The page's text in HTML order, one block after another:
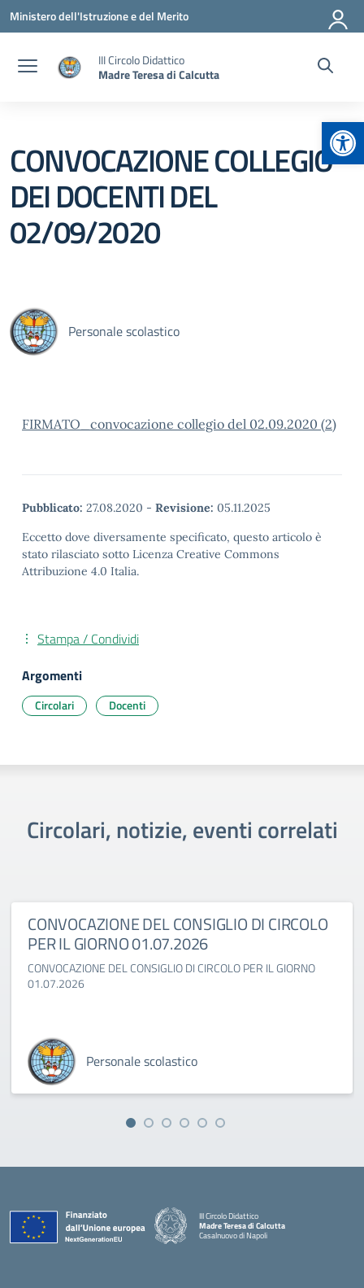
Vai ai contenuti
Vai al menu di navigazione
Vai al footer
Ministero dell'Istruzione e del Merito
III Circolo Didattico
Madre Teresa di Calcutta
CONVOCAZIONE COLLEGIO
DEI DOCENTI DEL
02/09/2020
Personale scolastico
FIRMATO_convocazione collegio del 02.09.2020 (2)
Pubblicato: 27.08.2020 - Revisione: 05.11.2025
Eccetto dove diversamente specificato, questo articolo è
stato rilasciato sotto Licenza Creative Commons
Attribuzione 4.0 Italia.
Stampa / Condividi
Argomenti
Circolari Docenti
Circolari, notizie, eventi correlati
CONVOCAZIONE DEL CONSIGLIO DI CIRCOLO
PER IL GIORNO 01.07.2026
CONVOCAZIONE DEL CONSIGLIO DI CIRCOLO PER IL GIORNO
01.07.2026
Personale scolastico
III Circolo Didattico
Madre Teresa di Calcutta
Casalnuovo di Napoli
— Visita la pagina iniziale della scuola